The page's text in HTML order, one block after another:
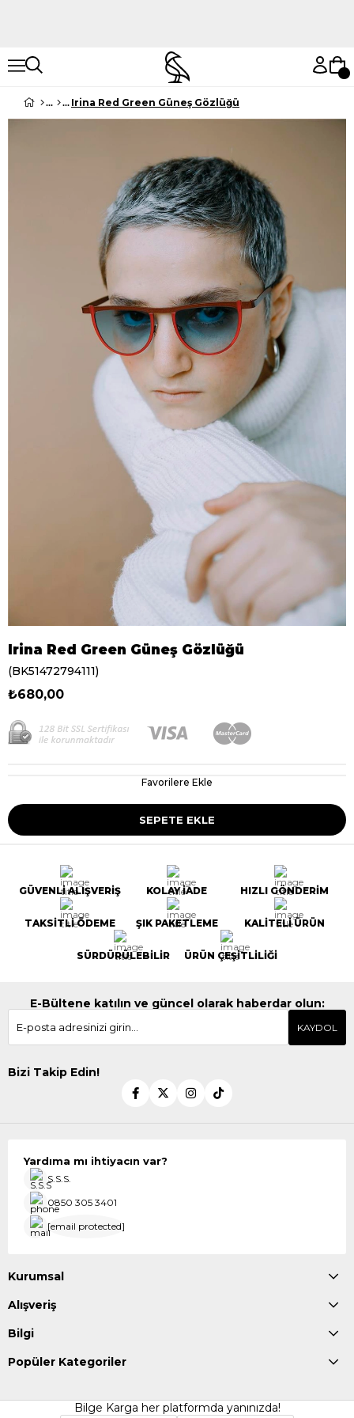
Irina Red Green Güneş Gözlüğü
Irina Red Green Güneş Gözlüğü
(BK51472794111)
₺680,00
Favorilere Ekle
GÜVENLİ ALIŞVERİŞ KOLAY İADE HIZLI GÖNDERİM
TAKSİTLİ ÖDEME ŞIK PAKETLEME KALİTELİ ÜRÜN
SÜRDÜRÜLEBİLİR ÜRÜN ÇEŞİTLİLİĞİ
E-Bültene katılın ve güncel olarak haberdar olun:
KAYDOL
Bizi Takip Edin!
Yardıma mı ihtiyacın var?
S.S.S.
0850 305 3401
[email protected]
Kurumsal
Alışveriş
Bilgi
Popüler Kategoriler
Bilge Karga her platformda yanınızda!